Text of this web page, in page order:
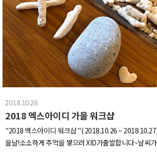
거렸습니당.들어서자마자 전용서체로 독특하게 튀는
페스티벌의'미래로 후진하는 디자인'이라는 컨셉에 어
인으로시선을 사로잡았습니다..!!"푸드테크 회사에서
할까."(ㅋㅋㅋ)저도 그건 궁금하네요.영향력 때문이 아
고 광고 기획도 재밌게 잘하니까디자인이 뒷받침 되어
해지겠죠.(#어디까지나 #내생각)아 이거 정말 인상적
일러스트와 한글자로 나타낸 작업이에요.닭갈비, 양갈
해주는 센스!개인적으로 골뱅이 웃겼는데 잘 안찍혔네
부스도 구경해봤어요!흔하디 흔한 가구가 지겨우신가요
번 앉아봤는데 종이가 엄청 튼튼하고나무나 플라스틱보
이도 편안했대요~다음으로는 술구경을 좀 했습니다.저
에 들었던 손말걸리'복순도가'패키지, 브로슈어, 명함
2018.10.26
2018 엑스아이디 가을 워크샵
"2018 엑스아이디 워크샵 "( 2018.10.26 ~
을날!소소하게 추억을 쌓으러 XID가출발합니다~날씨